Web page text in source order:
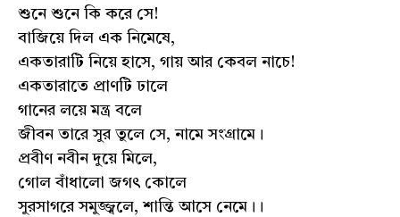
শুনে শুনে কি করে সে!
বাজিয়ে দিল এক নিমেষে,
একতারাটি নিয়ে হাসে, গায় আর কেবল নাচে!
একতারাতে প্রাণটি ঢালে
গানের লয়ে মন্ত্র বলে
জীবন তারে সুর তুলে সে, নামে সংগ্রামে।
প্রবীণ নবীন দুয়ে মিলে,
গোল বাঁধালো জগৎ কোলে
সুরসাগরে সমুজ্জ্বলে, শান্তি আসে নেমে।।